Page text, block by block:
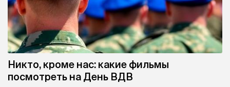
Никто, кроме нас: какие фильмы
посмотреть на День ВДВ